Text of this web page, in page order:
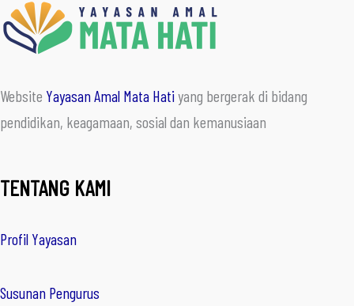
Website Yayasan Amal Mata Hatiyang bergerak di bidang
pendidikan, keagamaan, sosial dan kemanusiaan
TENTANG KAMI
Profil Yayasan
Susunan Pengurus